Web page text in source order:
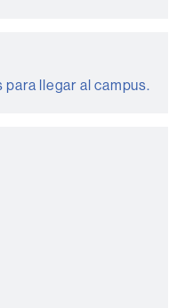
llegar al campus.